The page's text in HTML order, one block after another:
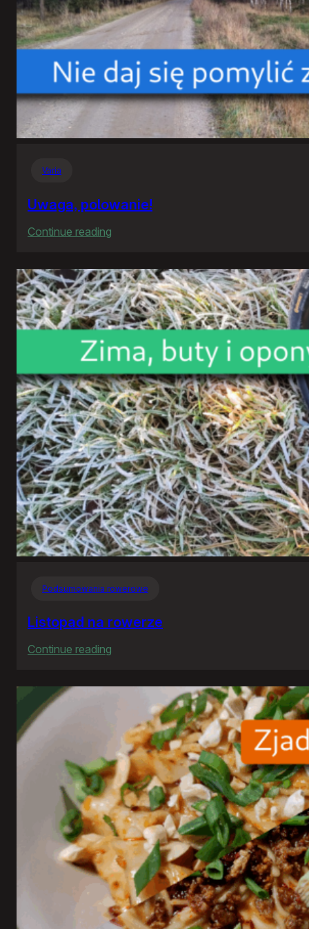
Varia
Uwaga, polowanie!
Continue reading
polowanie!
Podsumowania rowerowe
Listopad na rowerze
Continue reading
na
rowerze